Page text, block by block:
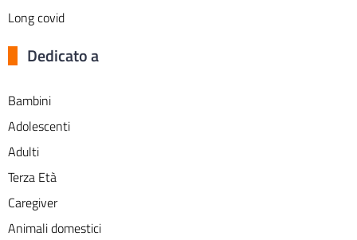
Long covid
Dedicato a
Bambini
Adolescenti
Adulti
Terza Età
Caregiver
Animali domestici